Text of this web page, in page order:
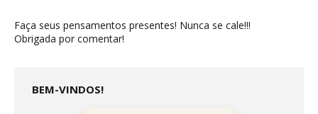
Faça seus pensamentos presentes! Nunca se cale!!!
Obrigada por comentar!
BEM-VINDOS!